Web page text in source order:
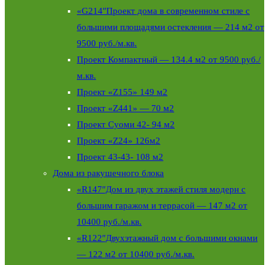
«G214″Проект дома в современном стиле с
большими площадями остекления — 214 м2 от
9500 руб./м.кв.
Проект Компактный — 134.4 м2 от 9500 руб./
м.кв.
Проект «Z155» 149 м2
Проект «Z441» — 70 м2
Проект Суоми 42- 94 м2
Проект «Z24» 126м2
Проект 43-43- 108 м2
Дома из ракушечного блока
«R147″Дом из двух этажей стиля модерн с
большим гаражом и террасой — 147 м2 от
10400 руб./м.кв.
«R122″Двухэтажный дом с большими окнами
— 122 м2 от 10400 руб./м.кв.